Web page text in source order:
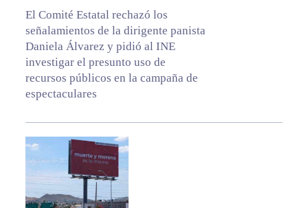
El Comité Estatal rechazó los
señalamientos de la dirigente panista
Daniela Álvarez y pidió al INE
investigar el presunto uso de
recursos públicos en la campaña de
espectaculares